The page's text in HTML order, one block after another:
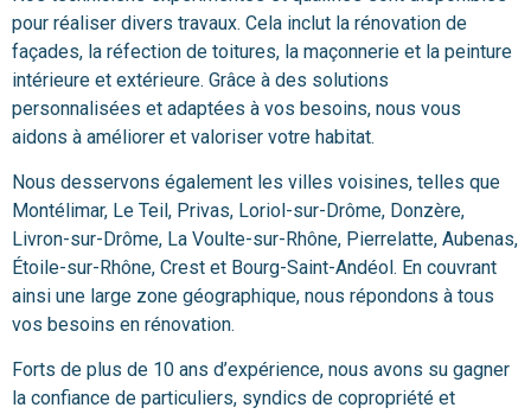
pour réaliser divers travaux. Cela inclut la rénovation de
façades, la réfection de toitures, la maçonnerie et la peinture
intérieure et extérieure. Grâce à des solutions
personnalisées et adaptées à vos besoins, nous vous
aidons à améliorer et valoriser votre habitat.
Nous desservons également les villes voisines, telles que
Montélimar, Le Teil, Privas, Loriol-sur-Drôme, Donzère,
Livron-sur-Drôme, La Voulte-sur-Rhône, Pierrelatte, Aubenas,
Étoile-sur-Rhône, Crest et Bourg-Saint-Andéol. En couvrant
ainsi une large zone géographique, nous répondons à tous
vos besoins en rénovation.
Forts de plus de 10 ans d’expérience, nous avons su gagner
la confiance de particuliers, syndics de copropriété et